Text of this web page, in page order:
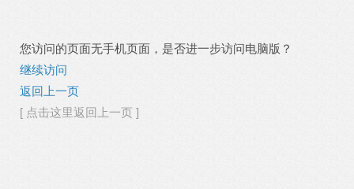
您访问的页面无手机页面，是否进一步访问电脑版？
继续访问
返回上一页
[ 点击这里返回上一页 ]